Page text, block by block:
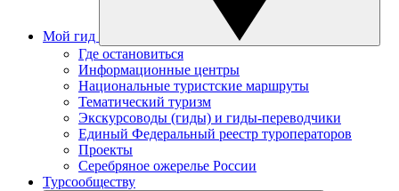
Мой гид
Где остановиться
Информационные центры
Национальные туристские маршруты
Тематический туризм
Экскурсоводы (гиды) и гиды-переводчики
Единый Федеральный реестр туроператоров
Проекты
Серебряное ожерелье России
Турсообществу